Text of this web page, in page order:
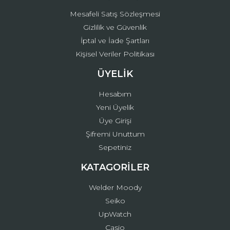
Mesafeli Satış Sözleşmesi
Gizlilik ve Güvenlik
İptal ve İade Şartları
Kişisel Veriler Politikası
ÜYELİK
Hesabım
Yeni Üyelik
Üye Girişi
Şifremi Unuttum
Sepetiniz
KATAGORİLER
Welder Moody
Seiko
UpWatch
Casio